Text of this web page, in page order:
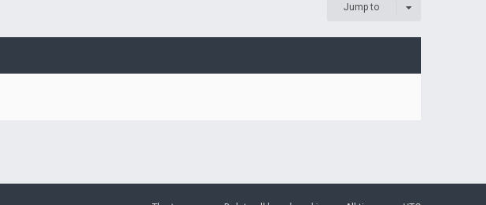
Jump to